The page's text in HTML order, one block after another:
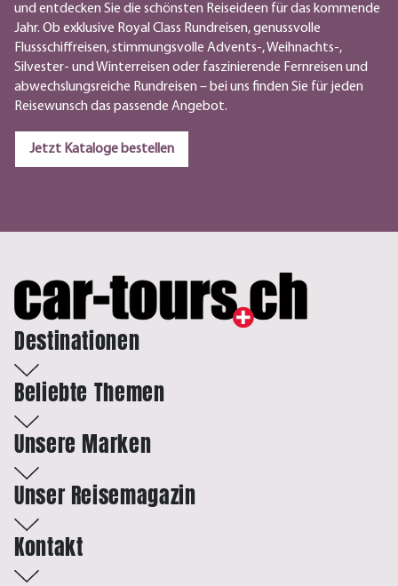
und entdecken Sie die schönsten Reiseideen für das kommende
Jahr. Ob exklusive Royal Class Rundreisen, genussvolle
Flussschiffreisen, stimmungsvolle Advents-, Weihnachts-,
Silvester- und Winterreisen oder faszinierende Fernreisen und
abwechslungsreiche Rundreisen – bei uns finden Sie für jeden
Reisewunsch das passende Angebot.
Jetzt Kataloge bestellen
Destinationen
Beliebte Themen
Unsere Marken
Unser Reisemagazin
Kontakt